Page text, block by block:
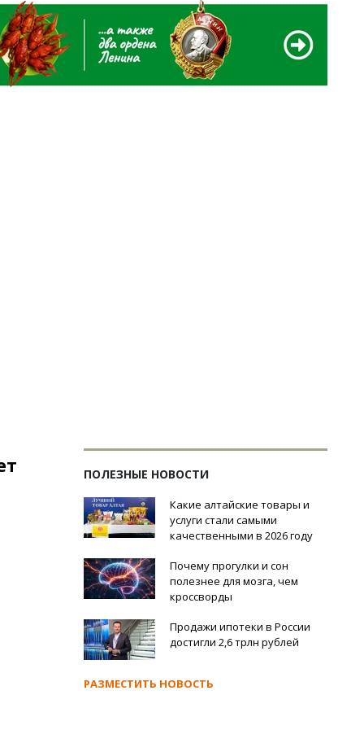
ПОЛЕЗНЫЕ НОВОСТИ
Какие алтайские товары и
услуги стали самыми
качественными в 2026 году
Почему прогулки и сон
полезнее для мозга, чем
кроссворды
Продажи ипотеки в России
достигли 2,6 трлн рублей
РАЗМЕСТИТЬ НОВОСТЬ